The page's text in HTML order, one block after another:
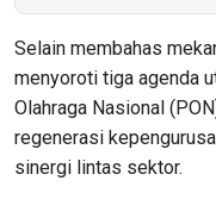
Selain membahas
menyoroti tiga agenda
Olahraga Nasional
regenerasi
sinergi lintas sektor.